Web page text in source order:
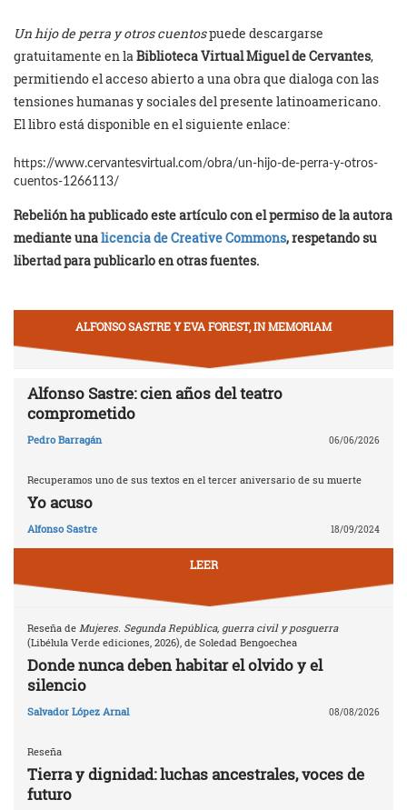
Un hijo de perra y otros cuentospuede descargarse
gratuitamente en laBiblioteca Virtual Miguel de Cervantes,
permitiendo el acceso abierto a una obra que dialoga con las
tensiones humanas y sociales del presente latinoamericano.
El libro está disponible en el siguiente enlace:
https://www.cervantesvirtual.com/obra/un-hijo-de-perra-y-otros-
cuentos-1266113/
Rebelión ha publicado este artículo con el permiso de la autora
mediante unalicencia de Creative Commons, respetando su
libertad para publicarlo en otras fuentes.
ALFONSO SASTRE Y EVA FOREST, IN MEMORIAM
Alfonso Sastre: cien años del teatro
comprometido
Pedro Barragán 06/06/2026
Recuperamos uno de sus textos en el tercer aniversario de su muerte
Yo acuso
Alfonso Sastre 18/09/2024
LEER
Reseña de Mujeres. Segunda República, guerra civil y posguerra
(Libélula Verde ediciones, 2026), de Soledad Bengoechea
Donde nunca deben habitar el olvido y el
silencio
Salvador López Arnal 08/08/2026
Reseña
Tierra y dignidad: luchas ancestrales, voces de
futuro